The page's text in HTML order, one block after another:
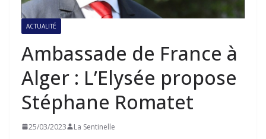
ACTUALITÉ
Ambassade de France à
Alger : L’Elysée propose
Stéphane Romatet
25/03/2023 La Sentinelle